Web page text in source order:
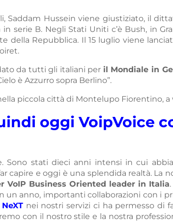
Saddam Hussein viene giustiziato, il
serie B. Negli Stati Uniti c’è Bush, in
della Repubblica. Il 15 luglio viene
da tutti gli italiani per il Mondiale in
è Azzurro sopra Berlino”.
piccola città di Montelupo Fiorentino,
oggi VoipVoice
Sono stati dieci anni intensi in cui
capire e oggi è una splendida realtà. La
VoIP Business Oriented leader in Italia
anno, importanti collaborazioni con i
NeXTnei nostri servizi ci ha permesso di
con il nostro stile e la nostra